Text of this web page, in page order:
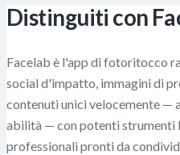
Distinguiti con
Facelab è l'app di fotoritocco
social d'impatto, immagini di
contenuti unici velocemente —
abilità — con potenti strumenti
professionali pronti da